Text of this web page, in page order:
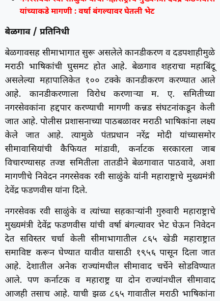
यांच्याकडे मागणी : वर्षा बंगल्यावर घेतली भेट
बेळगाव / प्रतिनिधी
बेळगावसह सीमाभागात सुरू असलेले कानडीकरण व दडपशाहीमुळे
मराठी भाषिकांची घुसमट होत आहे. बेळगाव शहराचा महाबिंदू
असलेल्या महापालिकेत १०० टक्के कानडीकरण करण्यात आले
आहे. कानडीकरणाला विरोध करणाऱ्या म. ए. समितीच्या
नगरसेवकांना हद्दपार करण्याची मागणी कन्नड संघटनांकडून केली
जात आहे. पोलीस प्रशासनाच्या पाठबळावर मराठी भाषिकांना लक्ष्य
केले जात आहे. त्यामुळे पंतप्रधान नरेंद्र मोदी यांच्यासमोर
सीमावासियांची कैफियत मांडावी, कर्नाटक सरकारला जाब
विचारण्यासह तज्ज्ञ समितीला तातडीने बेळगावात पाठवावे, अशा
मागणीचे निवेदन नगरसेवक रवी साळुंके यांनी महाराष्ट्राचे मुख्यमंत्री
देवेंद्र फडणवीस यांना दिले.
नगरसेवक रवी साळुंके व त्यांच्या सहकाऱ्यांनी गुरुवारी महाराष्ट्राचे
मुख्यमंत्री देवेंद्र फडणवीस यांची वर्षा बंगल्यावर भेट घेऊन निवेदन
देत सविस्तर चर्चा केली सीमाभागातील ८६५ खेडी महाराष्ट्रात
समाविष्ट करून घेण्यात यावीत यासाठी १९५६ पासून दिला जात
आहे. देशातील अनेक राज्यांमधील सीमावाद चर्चेने सोडविण्यात
आले. पण कर्नाटक व महाराष्ट्र या दोन राज्यांनधील सीमावाद
आजही तसाच आहे. याची झळ ८६५ गावातील मराठी भाषिकांना